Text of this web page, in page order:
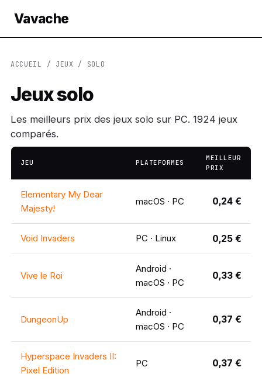
Vavache
ACCUEIL / JEUX / SOLO
Jeux solo
Les meilleurs prix des jeux solo sur PC. 1924 jeux
comparés.
JEU PLATEFORMES
MEILLEUR
PRIX
Elementary My Dear
Majesty!
macOS · PC 0,24 €
Void Invaders PC · Linux 0,25 €
Vive le Roi
Android ·
macOS · PC
0,33 €
DungeonUp
Android ·
macOS · PC
0,37 €
Hyperspace Invaders II:
Pixel Edition
PC 0,37 €